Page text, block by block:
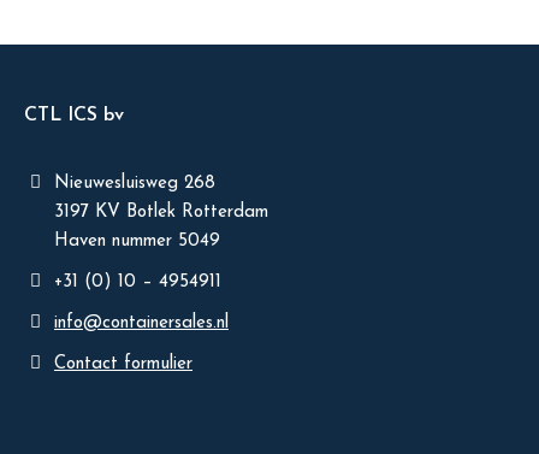
CTL ICS bv
Nieuwesluisweg 268
3197 KV Botlek Rotterdam
Haven nummer 5049
+31 (0) 10 – 4954911
info@containersales.nl
Contact formulier